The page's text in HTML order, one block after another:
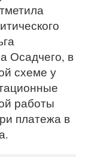
Осадчего, в
схеме у
работы
платежа в